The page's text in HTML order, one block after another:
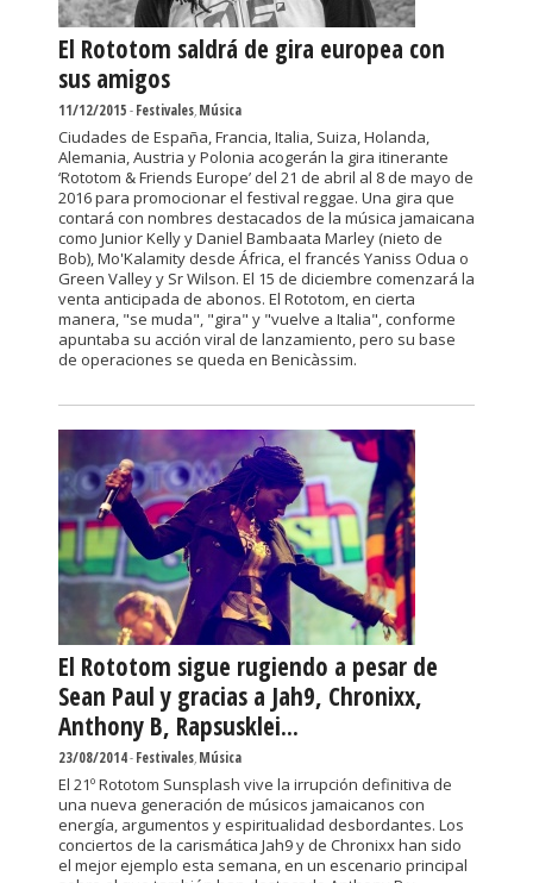
El Rototom saldrá de gira europea con
sus amigos
11/12/2015-Festivales,Música
Ciudades de España, Francia, Italia, Suiza, Holanda,
Alemania, Austria y Polonia acogerán la gira itinerante
‘Rototom & Friends Europe’ del 21 de abril al 8 de mayo de
2016 para promocionar el festival reggae. Una gira que
contará con nombres destacados de la música jamaicana
como Junior Kelly y Daniel Bambaata Marley (nieto de
Bob), Mo'Kalamity desde África, el francés Yaniss Odua o
Green Valley y Sr Wilson. El 15 de diciembre comenzará la
venta anticipada de abonos. El Rototom, en cierta
manera, "se muda", "gira" y "vuelve a Italia", conforme
apuntaba su acción viral de lanzamiento, pero su base
de operaciones se queda en Benicàssim.
El Rototom sigue rugiendo a pesar de
Sean Paul y gracias a Jah9, Chronixx,
Anthony B, Rapsusklei...
23/08/2014-Festivales,Música
El 21º Rototom Sunsplash vive la irrupción definitiva de
una nueva generación de músicos jamaicanos con
energía, argumentos y espiritualidad desbordantes. Los
conciertos de la carismática Jah9 y de Chronixx han sido
el mejor ejemplo esta semana, en un escenario principal